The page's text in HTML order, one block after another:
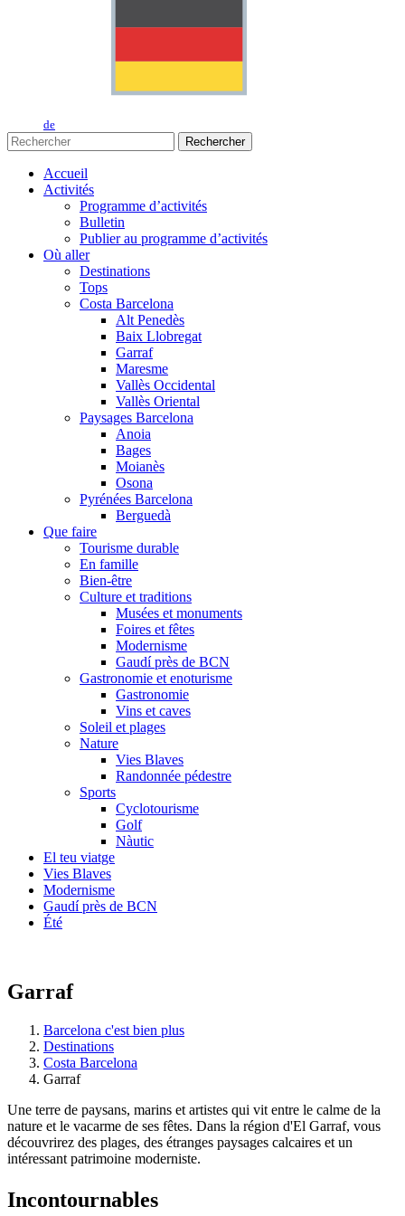
de
Rechercher
Accueil
Activités
Programme d’activités
Bulletin
Publier au programme d’activités
Où aller
Destinations
Tops
Costa Barcelona
Alt Penedès
Baix Llobregat
Garraf
Maresme
Vallès Occidental
Vallès Oriental
Paysages Barcelona
Anoia
Bages
Moianès
Osona
Pyrénées Barcelona
Berguedà
Que faire
Tourisme durable
En famille
Bien-être
Culture et traditions
Musées et monuments
Foires et fêtes
Modernisme
Gaudí près de BCN
Gastronomie et enoturisme
Gastronomie
Vins et caves
Soleil et plages
Nature
Vies Blaves
Randonnée pédestre
Sports
Cyclotourisme
Golf
Nàutic
El teu viatge
Vies Blaves
Modernisme
Gaudí près de BCN
Été
Garraf
Barcelona c'est bien plus
Destinations
Costa Barcelona
Garraf
Une terre de paysans, marins et artistes qui vit entre le calme de la
nature et le vacarme de ses fêtes. Dans la région d'El Garraf, vous
découvrirez des plages, des étranges paysages calcaires et un
intéressant patrimoine moderniste.
Incontournables